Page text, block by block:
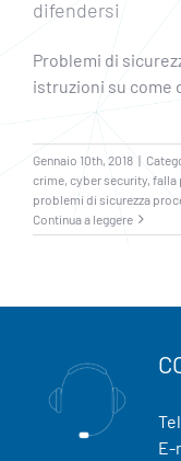
difendersi
Problemi di
istruzioni su come
Gennaio 10th, 2018 |
crime cyber security falla
problemi di sicurezza
Continua a leggere
E-